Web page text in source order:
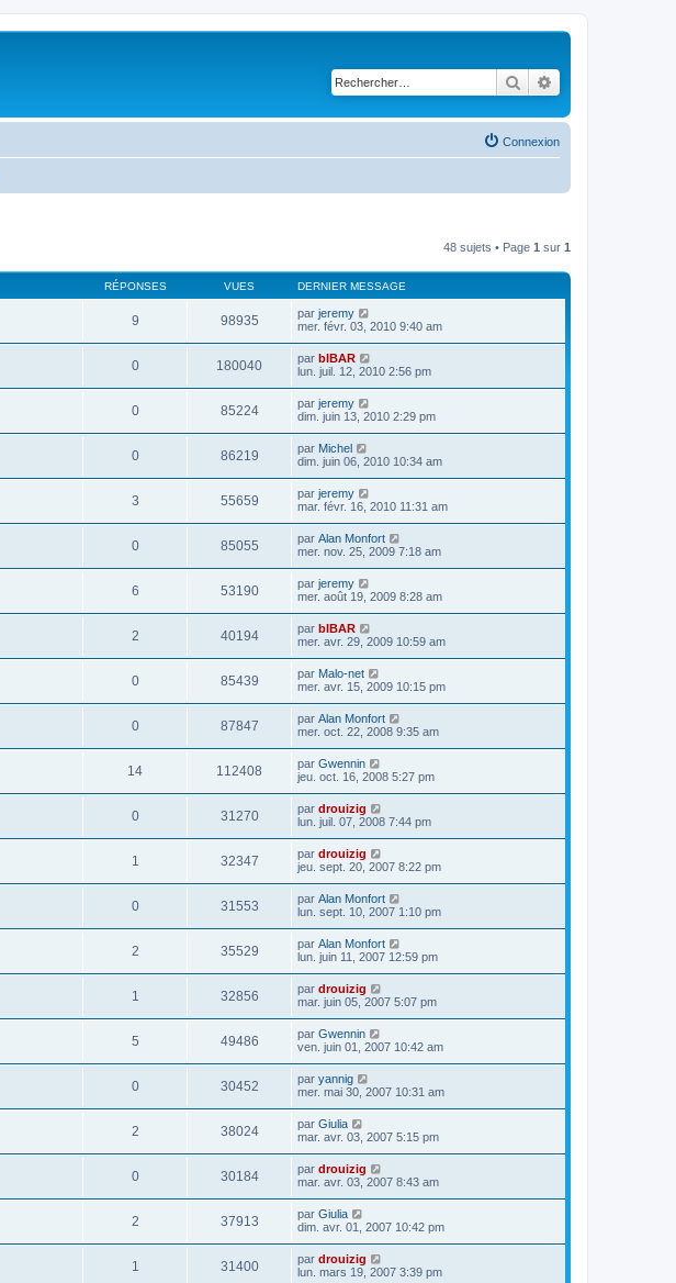
Rechercher
Connexion
48 sujets • Page 1 sur 1
RÉPONSES VUES DERNIER MESSAGE
9 98935 par jeremy
mer. févr. 03, 2010 9:40 am
0 180040 par bIBAR
lun. juil. 12, 2010 2:56 pm
0 85224 par jeremy
dim. juin 13, 2010 2:29 pm
0 86219 par Michel
dim. juin 06, 2010 10:34 am
3 55659 par jeremy
mar. févr. 16, 2010 11:31 am
0 85055 par Alan Monfort
mer. nov. 25, 2009 7:18 am
6 53190 par jeremy
mer. août 19, 2009 8:28 am
2 40194 par bIBAR
mer. avr. 29, 2009 10:59 am
0 85439 par Malo-net
mer. avr. 15, 2009 10:15 pm
0 87847 par Alan Monfort
mer. oct. 22, 2008 9:35 am
14 112408 par Gwennin
jeu. oct. 16, 2008 5:27 pm
0 31270 par drouizig
lun. juil. 07, 2008 7:44 pm
1 32347 par drouizig
jeu. sept. 20, 2007 8:22 pm
0 31553 par Alan Monfort
lun. sept. 10, 2007 1:10 pm
2 35529 par Alan Monfort
lun. juin 11, 2007 12:59 pm
1 32856 par drouizig
mar. juin 05, 2007 5:07 pm
5 49486 par Gwennin
ven. juin 01, 2007 10:42 am
0 30452 par yannig
mer. mai 30, 2007 10:31 am
2 38024 par Giulia
mar. avr. 03, 2007 5:15 pm
0 30184 par drouizig
mar. avr. 03, 2007 8:43 am
2 37913 par Giulia
dim. avr. 01, 2007 10:42 pm
1 31400 par drouizig
lun. mars 19, 2007 3:39 pm